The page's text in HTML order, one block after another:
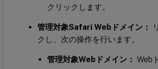
クリックします。
管理対象Safari Webドメイン：
クし、次の操作を行います。
管理対象Webドメイン： Web